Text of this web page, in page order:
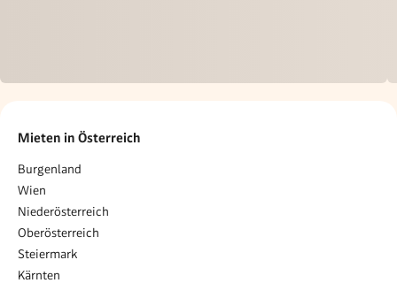
Mieten in Österreich
Burgenland
Wien
Niederösterreich
Oberösterreich
Steiermark
Kärnten